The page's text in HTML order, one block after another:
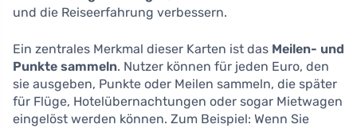
und die Reiseerfahrung verbessern.
Ein zentrales Merkmal dieser Karten ist das Meilen- und
Punkte sammeln. Nutzer können für jeden Euro, den
sie ausgeben, Punkte oder Meilen sammeln, die später
für Flüge, Hotelübernachtungen oder sogar Mietwagen
eingelöst werden können. Zum Beispiel: Wenn Sie